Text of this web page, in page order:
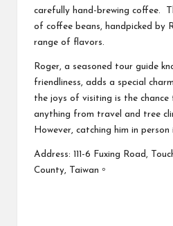
carefully hand-brewing coffee.
of coffee beans, handpicked by
range of flavors.
Roger, a seasoned tour guide
friendliness, adds a special
the joys of visiting is the
anything from travel and tree
However, catching him in
Address: 111-6 Fuxing Road,
County, Taiwan。